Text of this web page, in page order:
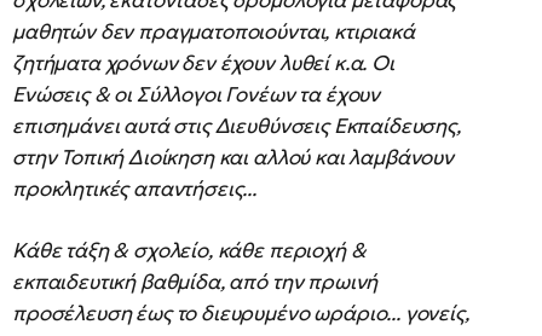
μαθητών δεν πραγματοποιούνται, κτιριακά
ζητήματα χρόνων δεν έχουν λυθεί κ.α. Οι
Ενώσεις & οι Σύλλογοι Γονέων τα έχουν
επισημάνει αυτά στις Διευθύνσεις Εκπαίδευσης,
στην Τοπική Διοίκηση και αλλού και λαμβάνουν
προκλητικές απαντήσεις...
Κάθε τάξη & σχολείο, κάθε περιοχή &
εκπαιδευτική βαθμίδα, από την πρωινή
προσέλευση έως το διευρυμένο ωράριο... γονείς,